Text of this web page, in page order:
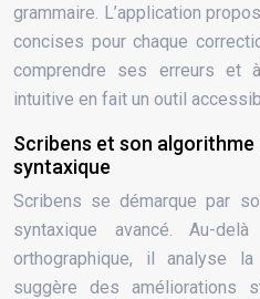
grammaire. L’application
concises pour chaque
comprendre ses erreurs et
intuitive en fait un outil
Scribens et son
syntaxique
Scribens se démarque par
syntaxique avancé. Au-
orthographique, il analyse
suggère des améliorations